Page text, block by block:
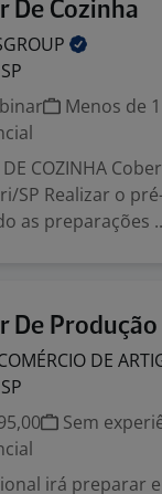
De Cozinha
Menos de
DE COZINHA
SP Realizar o
as preparações
De Produção
DE
Sem
irá preparar